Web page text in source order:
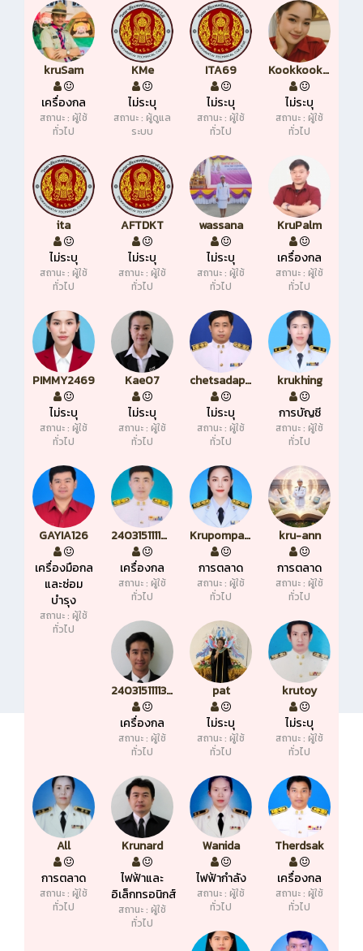
kruSam
เครื่องกล
สถานะ : ผู้ใช้
ทั่วไป
KMe
ไม่ระบุ
สถานะ : ผู้ดูแล
ระบบ
ITA69
ไม่ระบุ
สถานะ : ผู้ใช้
ทั่วไป
Kookkookkai
ไม่ระบุ
สถานะ : ผู้ใช้
ทั่วไป
ita
ไม่ระบุ
สถานะ : ผู้ใช้
ทั่วไป
AFTDKT
ไม่ระบุ
สถานะ : ผู้ใช้
ทั่วไป
wassana
ไม่ระบุ
สถานะ : ผู้ใช้
ทั่วไป
KruPalm
เครื่องกล
สถานะ : ผู้ใช้
ทั่วไป
PIMMY2469
ไม่ระบุ
สถานะ : ผู้ใช้
ทั่วไป
Kae07
ไม่ระบุ
สถานะ : ผู้ใช้
ทั่วไป
chetsadaphong
ไม่ระบุ
สถานะ : ผู้ใช้
ทั่วไป
krukhing
การบัญชี
สถานะ : ผู้ใช้
ทั่วไป
GAYIA126
เครื่องมือกล
และซ่อม
บำรุง
สถานะ : ผู้ใช้
ทั่วไป
2403151111085158
เครื่องกล
สถานะ : ผู้ใช้
ทั่วไป
Krupompam
การตลาด
สถานะ : ผู้ใช้
ทั่วไป
kru-ann
การตลาด
สถานะ : ผู้ใช้
ทั่วไป
2403151111352898
เครื่องกล
สถานะ : ผู้ใช้
ทั่วไป
pat
ไม่ระบุ
สถานะ : ผู้ใช้
ทั่วไป
krutoy
ไม่ระบุ
สถานะ : ผู้ใช้
ทั่วไป
All
การตลาด
สถานะ : ผู้ใช้
ทั่วไป
Krunard
ไฟฟ้าและ
อิเล็กทรอนิกส์
สถานะ : ผู้ใช้
ทั่วไป
Wanida
ไฟฟ้ากำลัง
สถานะ : ผู้ใช้
ทั่วไป
Therdsak
เครื่องกล
สถานะ : ผู้ใช้
ทั่วไป